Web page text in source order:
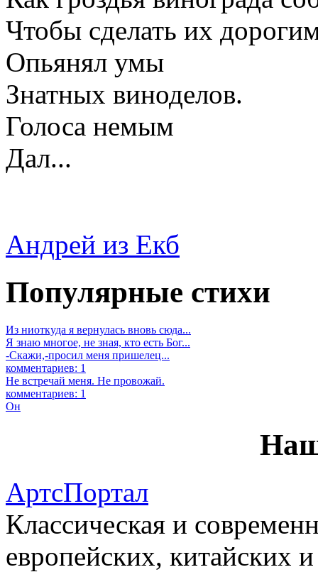
Чтобы сделать их
Опьянял умы
Знатных виноделов.
Голоса немым
Дал...
Андрей из Екб
Популярные стихи
Из ниоткуда я вернулась вновь сюда...
Я знаю многое, не зная, кто есть Бог...
-Скажи,-просил меня пришелец...
комментариев: 1
Не встречай меня. Не провожай.
комментариев: 1
Он
АртсПортал
Классическая и
европейских, китайских